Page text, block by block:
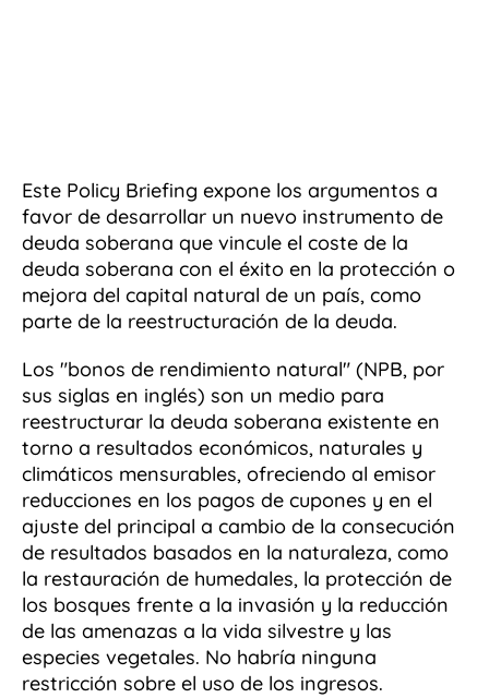
Este Policy Briefing expone los argumentos a
favor de desarrollar un nuevo instrumento de
deuda soberana que vincule el coste de la
deuda soberana con el éxito en la protección o
mejora del capital natural de un país, como
parte de la reestructuración de la deuda.
Los "bonos de rendimiento natural" (NPB, por
sus siglas en inglés) son un medio para
reestructurar la deuda soberana existente en
torno a resultados económicos, naturales y
climáticos mensurables, ofreciendo al emisor
reducciones en los pagos de cupones y en el
ajuste del principal a cambio de la consecución
de resultados basados en la naturaleza, como
la restauración de humedales, la protección de
los bosques frente a la invasión y la reducción
de las amenazas a la vida silvestre y las
especies vegetales. No habría ninguna
restricción sobre el uso de los ingresos.